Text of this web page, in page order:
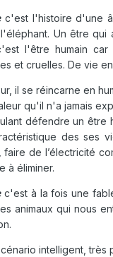
c'est l'histoire d'une
Un être qui
l'être humain
et cruelles. De vie
il se réincarne en
qu'il n'a jamais
défendre un être
des ses
faire de l’électricité
à éliminer.
c'est à la fois une
animaux qui nous
intelligent, très